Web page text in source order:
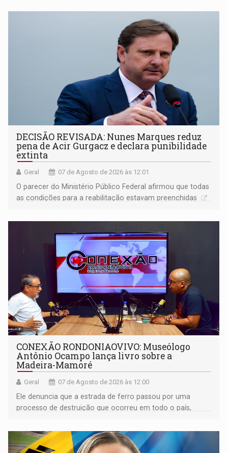
DECISÃO REVISADA: Nunes Marques reduz
pena de Acir Gurgacz e declara punibilidade
extinta
Geral 07 de Agosto de 2026 às 12:01
O parecer do Ministério Público Federal afirmou que todas
as condições para a reabilitação estavam preenchidas
CONEXÃO RONDONIAOVIVO: Museólogo
Antônio Ocampo lança livro sobre a
Madeira-Mamoré
Geral 07 de Agosto de 2026 às 12:00
Ele denuncia que a estrada de ferro passou por uma
processo de destruição que ocorreu em todo o país,